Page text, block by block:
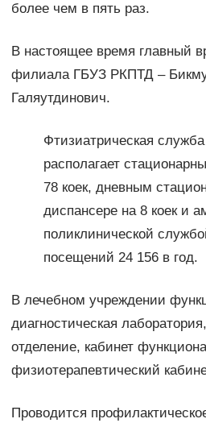
более чем в пять раз.
В настоящее время главный
филиала ГБУЗ РКПТД –
Галяутдинович.
Фтизиатрическая
располагает
78 коек, дневным
диспансере на 8 коек и
поликлинической
посещений 24 156 в год.
В лечебном учреждении
диагностическая
отделение, кабинет
физиотерапевтический
Проводится